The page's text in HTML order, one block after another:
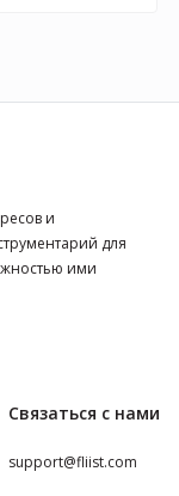
и
для
ими
Связаться с нами
support@fliist.com